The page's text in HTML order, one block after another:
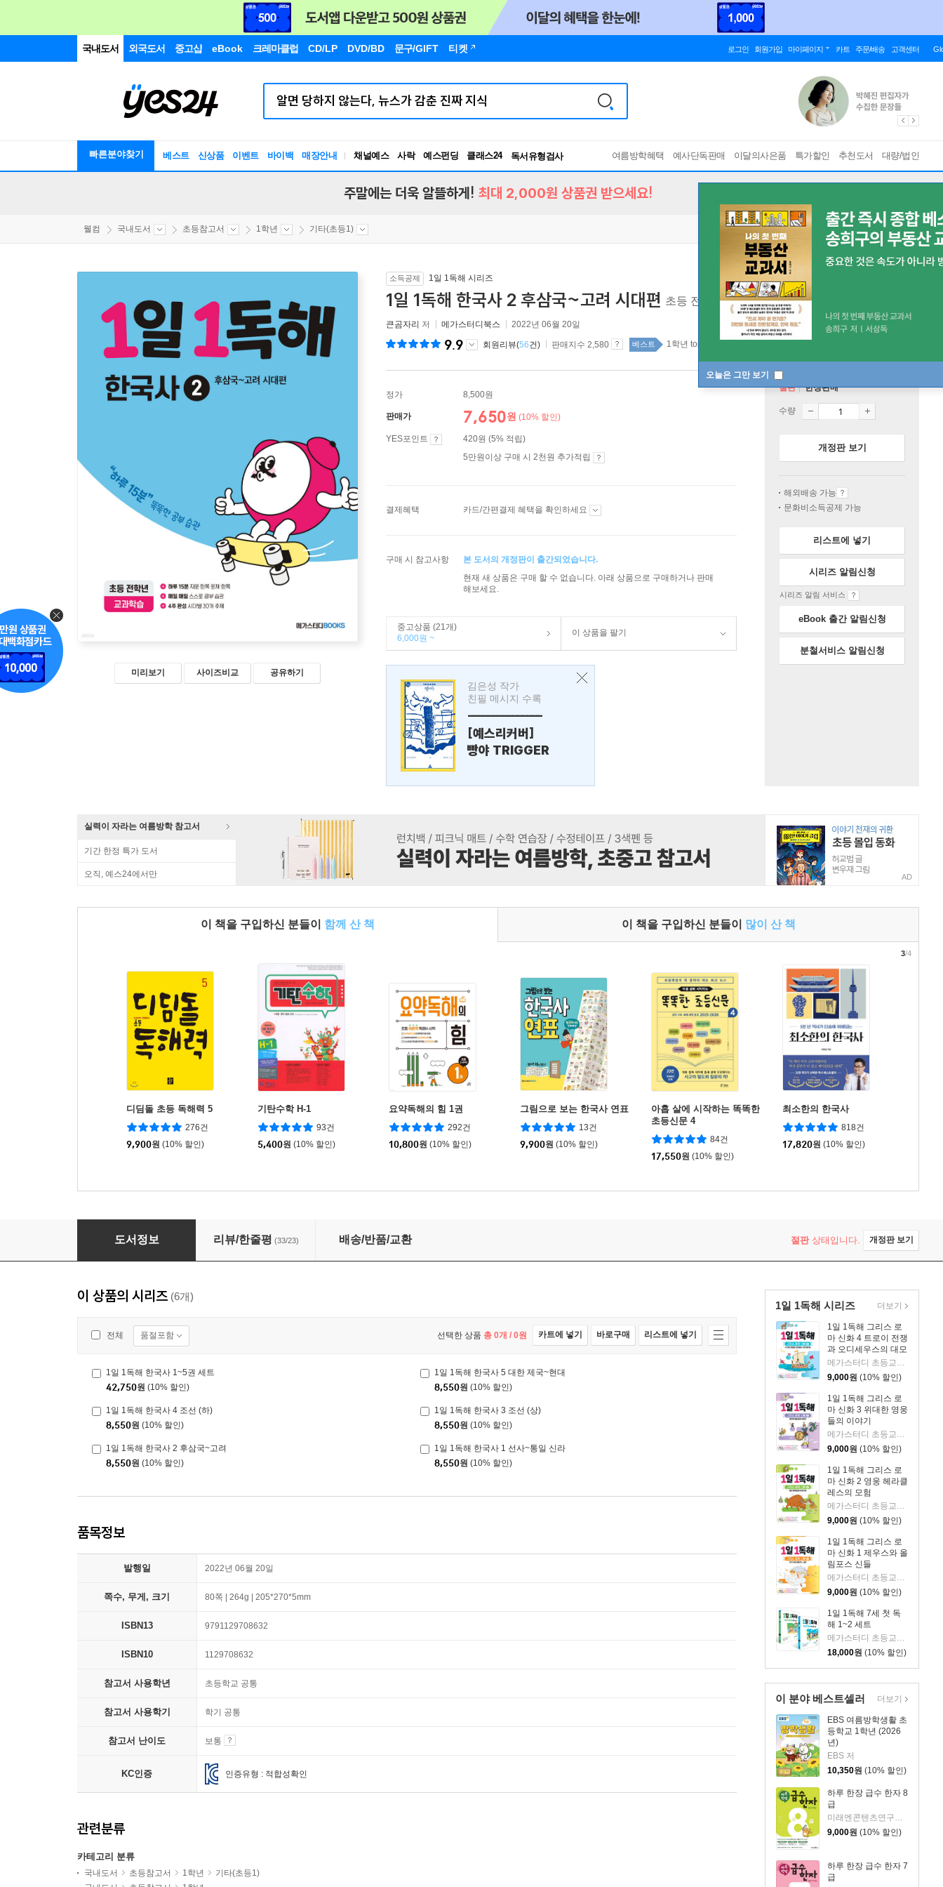
국내도서 외국도서 중고샵 eBook 크레마클럽 CD/LP DVD/BD 문구/GIFT 티켓 로그인 회원가입 마이페이지 카트 주문/배송 고객센터
빠른분야찾기 베스트 신상품 이벤트 바이백 매장안내 채널예스 사락 예스펀딩 클래스24
독서유형검사
RBTI Lab
여름방학혜택 예사단독판매 이달의사은품 특가할인 추천도서 대량/법인
오늘은 그만 보기
주말에는 더욱 알뜰하게! 최대 2,000원 상품권 받으세요!
웰컴 국내도서 초등참고서 1학년 기타(초등1)
미리보기 사이즈비교 공유하기
소득공제 1일 1독해 시리즈
1일 1독해 한국사 2 후삼국~고려 시대편 초등 전학년[ 개정판 ]
큰곰자리 저 메가스터디북스 2022년 06월 20일
9.9 회원리뷰(56건) 판매지수 2,580 베스트 1학년 top20 1주
정가 8,500원
판매가 7,650원 (10% 할인)
YES포인트
420원 (5% 적립)
5만원이상 구매 시 2천원 추가적립
결제혜택 카드/간편결제 혜택을 확인하세요
구매 시 참고사항
본 도서의 개정판이 출간되었습니다.
현재 새 상품은 구매 할 수 없습니다. 아래 상품으로 구매하거나 판매
해보세요.
중고상품 (21개)
6,000원 ~
이 상품을 팔기
김은성 작가
친필 메시지 수록
---------------
[예스리커버]
빵야 TRIGGER
절판 한정판매
수량
개정판 보기
해외배송 가능
문화비소득공제 가능
리스트에 넣기
시리즈 알림신청
시리즈 알림 서비스
eBook 출간 알림신청
분철서비스 알림신청
실력이 자라는 여름방학 참고서
기간 한정 특가 도서
오직, 예스24에서만 AD
이 책을 구입하신 분들이 함께 산 책 이 책을 구입하신 분들이 많이 산 책
디딤돌 초등 독해력 5
276건
9,900원 (10% 할인)
기탄수학 H-1
93건
5,400원 (10% 할인)
요약독해의 힘 1권
292건
10,800원 (10% 할인)
그림으로 보는 한국사 연표
13건
9,900원 (10% 할인)
아홉 살에 시작하는 똑똑한
초등신문 4
84건
17,550원 (10% 할인)
최소한의 한국사
818건
17,820원 (10% 할인)
3/4
1일 1독해 한국사 2 후삼국~고려 시대편
도서정보 리뷰/한줄평 (33/23) 배송/반품/교환 절판상태입니다. 개정판 보기
1일 1독해 시리즈
1일 1독해 그리스 로
마 신화 4 트로이 전쟁
과 오디세우스의 대모
험
메가스터디 초등교육 연구소,상상오름 저
9,000원 (10% 할인)
1일 1독해 그리스 로
마 신화 3 위대한 영웅
들의 이야기
메가스터디 초등교육 연구소,상상오름 저
9,000원 (10% 할인)
1일 1독해 그리스 로
마 신화 2 영웅 헤라클
레스의 모험
메가스터디 초등교육 연구소,상상오름 저
9,000원 (10% 할인)
1일 1독해 그리스 로
마 신화 1 제우스와 올
림포스 신들
메가스터디 초등교육 연구소,상상오름 저
9,000원 (10% 할인)
1일 1독해 7세 첫 독
해 1~2 세트
메가스터디 초등교육 연구소 ,이경미 저/메가스터디 초등교육 연구소 ,이현숙 저
18,000원 (10% 할인)
더보기
이 분야 베스트셀러
EBS 여름방학생활 초
등학교 1학년 (2026
년)
EBS 저
10,350원 (10% 할인)
하루 한장 급수 한자 8
급
미래엔콘텐츠연구회 저
9,000원 (10% 할인)
하루 한장 급수 한자 7
급
더보기
이 상품의 시리즈 (6개)
전체 품절포함 선택한 상품 총 0개 / 0원 카트에 넣기 바로구매 리스트에 넣기
1일 1독해 한국사 1~5권 세트
42,750원 (10% 할인)
1일 1독해 한국사 5 대한 제국~현대
8,550원 (10% 할인)
1일 1독해 한국사 4 조선 (하)
8,550원 (10% 할인)
1일 1독해 한국사 3 조선 (상)
8,550원 (10% 할인)
1일 1독해 한국사 2 후삼국~고려
8,550원 (10% 할인)
1일 1독해 한국사 1 선사~통일 신라
8,550원 (10% 할인)
품목정보
발행일 2022년 06월 20일
쪽수, 무게, 크기 80쪽 | 264g | 205*270*5mm
ISBN13 9791129708632
ISBN10 1129708632
참고서 사용학년 초등학교 공통
참고서 사용학기 학기 공통
참고서 난이도 보통
KC인증 인증유형 : 적합성확인
관련분류
카테고리 분류
국내도서 초등참고서 1학년
기타(초등1)